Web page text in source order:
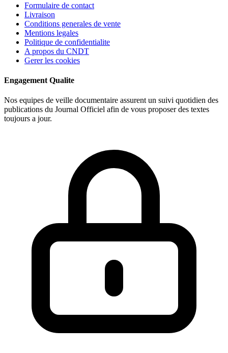
Formulaire de contact
Livraison
Conditions generales de vente
Mentions legales
Politique de confidentialite
A propos du CNDT
Gerer les cookies
Engagement Qualite
Nos equipes de veille documentaire assurent un suivi quotidien des
publications du Journal Officiel afin de vous proposer des textes
toujours a jour.